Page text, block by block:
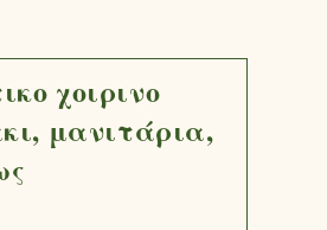
χοιρινο
μανιτάρια,